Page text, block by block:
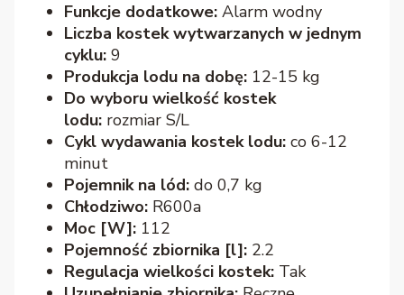
Funkcje dodatkowe: Alarm wodny
Liczba kostek wytwarzanych w jednym
cyklu: 9
Produkcja lodu na dobę: 12-15 kg
Do wyboru wielkość kostek
lodu: rozmiar S/L
Cykl wydawania kostek lodu: co 6-12
minut
Pojemnik na lód: do 0,7 kg
Chłodziwo: R600a
Moc [W]: 112
Pojemność zbiornika [l]: 2.2
Regulacja wielkości kostek: Tak